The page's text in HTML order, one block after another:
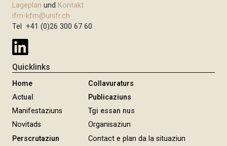
Lageplan und Kontakt
ifm-kfm@unifr.ch
Tel +41 (0)26 300 67 60
Quicklinks
Home
Actual
Manifestaziuns
Novitads
Perscrutaziun
Collavuraturs
Publicaziuns
Tgi essan nus
Organisaziun
Contact e plan da la situaziun